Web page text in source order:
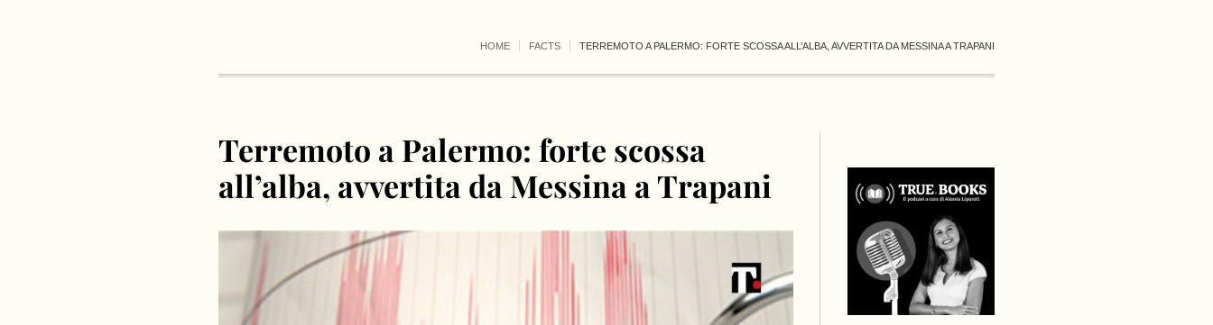
HOME FACTS TERREMOTO A PALERMO: FORTE SCOSSA ALL’ALBA, AVVERTITA DA MESSINA A TRAPANI
Terremoto a Palermo: forte scossa
all’alba, avvertita da Messina a Trapani